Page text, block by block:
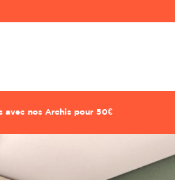
avec nos Archis pour 50€Prénom
Prénom